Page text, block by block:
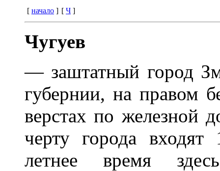
[ начало ] [ Ч ]
Чугуев
— заштатный город
губернии, на правом
верстах по железной
черту города
летнее время